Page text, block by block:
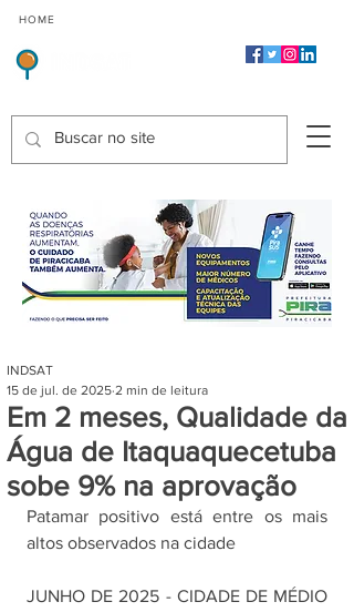
HOME
Em 2 meses, Qualidade da
Água de Itaquaquecetuba
sobe 9% na aprovação
INDSAT
15 de jul. de 2025 2 min de leitura
Patamar positivo está entre os mais
altos observados na cidade
JUNHO DE 2025 - CIDADE DE MÉDIO